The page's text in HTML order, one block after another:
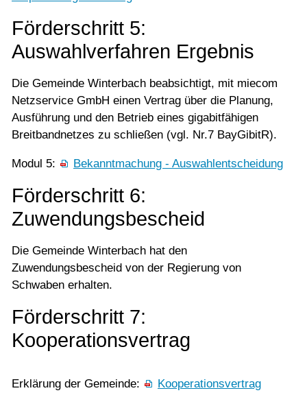
Förderschritt 5:
Auswahlverfahren Ergebnis
Die Gemeinde Winterbach beabsichtigt, mit miecom
Netzservice GmbH einen Vertrag über die Planung,
Ausführung und den Betrieb eines gigabitfähigen
Breitbandnetzes zu schließen (vgl. Nr.7 BayGibitR).
Modul 5: Bekanntmachung - Auswahlentscheidung
Förderschritt 6:
Zuwendungsbescheid
Die Gemeinde Winterbach hat den
Zuwendungsbescheid von der Regierung von
Schwaben erhalten.
Förderschritt 7:
Kooperationsvertrag
Erklärung der Gemeinde: Kooperationsvertrag